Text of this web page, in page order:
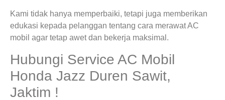
Kami tidak hanya memperbaiki, tetapi juga memberikan
edukasi kepada pelanggan tentang cara merawat AC
mobil agar tetap awet dan bekerja maksimal.
Hubungi Service AC Mobil
Honda Jazz Duren Sawit,
Jaktim !